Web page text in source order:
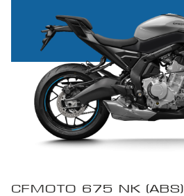
CFMOTO 675 NK (ABS)